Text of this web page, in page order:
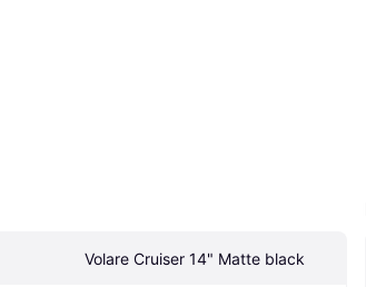
Volare Cruiser 14" Matte black